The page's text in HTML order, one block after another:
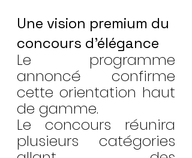
Une vision premium du
concours d’élégance
Le programme
annoncé confirme
cette orientation haut
de gamme.
Le concours réunira
plusieurs catégories